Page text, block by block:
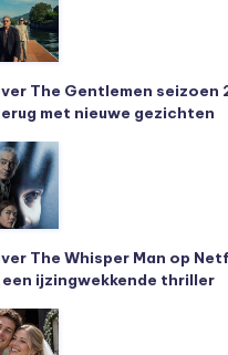
The Gentlemen seizoen
met nieuwe gezichten
The Whisper Man op
een ijzingwekkende thriller